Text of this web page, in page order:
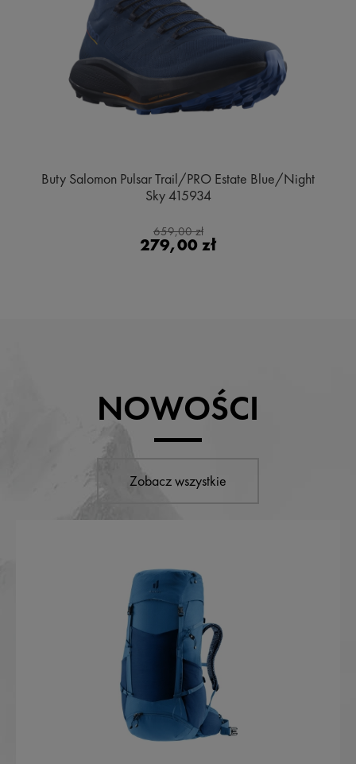
Buty Salomon Pulsar Trail/PRO Estate Blue/Night
Sky 415934
659,00 zł
279,00 zł
NOWOŚCI
Zobacz wszystkie